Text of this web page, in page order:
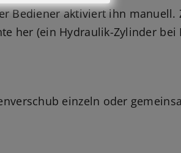
Bediener aktiviert ihn manuell.
her (ein Hydraulik-Zylinder bei
einzeln oder